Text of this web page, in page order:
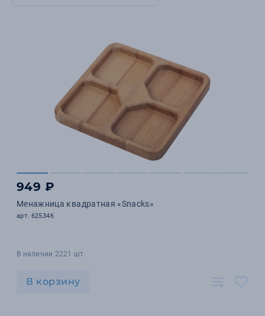
949 ₽
Менажница квадратная «Snacks»
арт. 625346
В наличии 2221 шт.
В корзину